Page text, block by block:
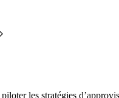
les stratégies